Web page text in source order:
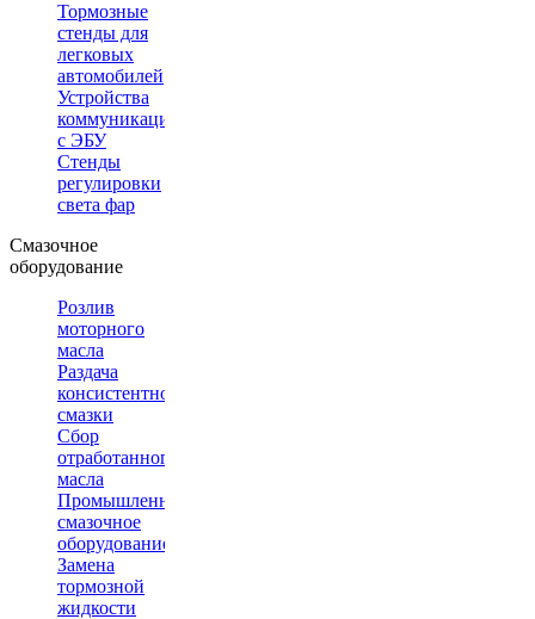
Тормозные
стенды для
легковых
автомобилей
Устройства
коммуникации
с ЭБУ
Стенды
регулировки
света фар
Смазочное
оборудование
Розлив
моторного
масла
Раздача
консистентной
смазки
Сбор
отработанного
масла
Промышленное
смазочное
оборудование
Замена
тормозной
жидкости